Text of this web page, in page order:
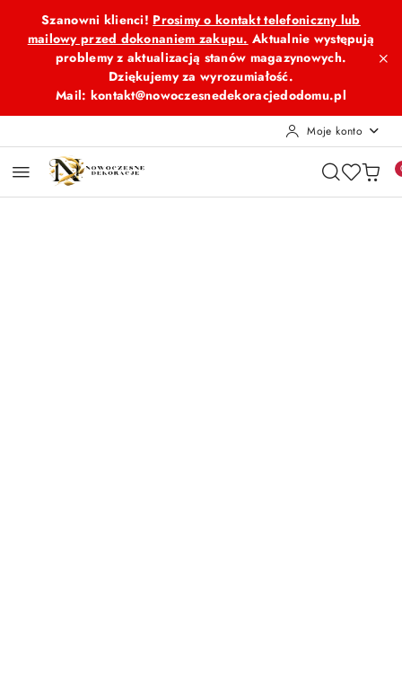
Przejdź do treści głównej
Przejdź do wyszukiwarki
Przejdź do moje konto
Przejdź do menu głównego
Przejdź do opisu produktu
Przejdź do stopki
Szanowni klienci! Prosimy o kontakt telefoniczny lub
mailowy przed dokonaniem zakupu. Aktualnie występują
problemy z aktualizacją stanów magazynowych.
Dziękujemy za wyrozumiałość.
Mail: kontakt@nowoczesnedekoracjedodomu.pl
Moje konto